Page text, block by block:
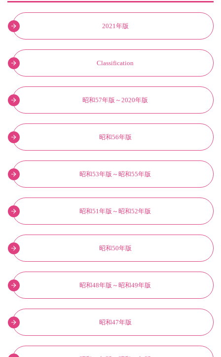
2021年版
Classification
昭和57年版～2020年版
昭和56年版
昭和53年版～昭和55年版
昭和51年版～昭和52年版
昭和50年版
昭和48年版～昭和49年版
昭和47年版